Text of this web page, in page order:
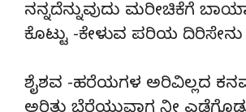
ನನ್ನದೆನ್ನುವುದು ಮರೀಚಿಕೆಗೆ
ಕೊಟ್ಟು -ಕೇಳುವ ಪರಿಯ ದಿರಿಸೇನು
ಶೈಶವ -ಹರೆಯಗಳ ಅರಿವಿಲ್ಲದ